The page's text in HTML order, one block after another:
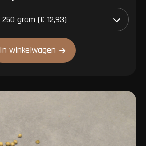
In winkelwagen